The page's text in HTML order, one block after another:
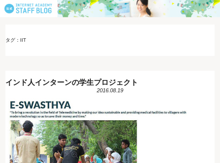
タグ：IIT
インド人インターンの学生プロジェクト
2016.08.19